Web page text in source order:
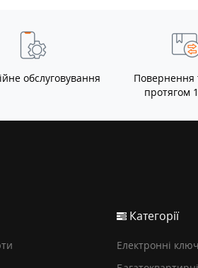
обслуговування
Повернення
протягом
Категорії
Електронні